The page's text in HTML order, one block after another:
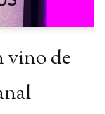
vino de